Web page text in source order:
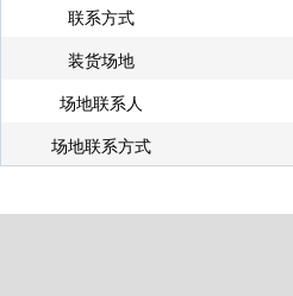
联系方式
装货场地
场地联系人
场地联系方式